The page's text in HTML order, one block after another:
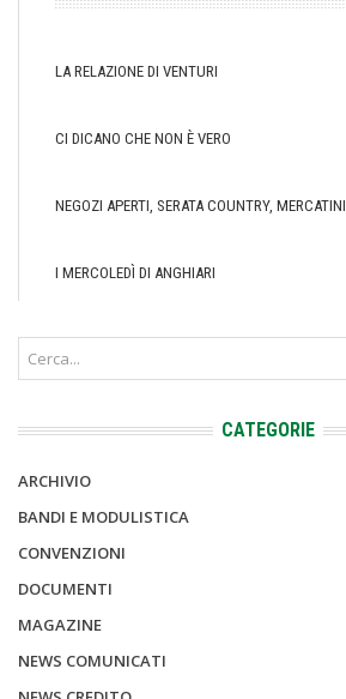
LA RELAZIONE DI VENTURI
CI DICANO CHE NON È VERO
NEGOZI APERTI, SERATA COUNTRY, MERCATINI
I MERCOLEDÌ DI ANGHIARI
CATEGORIE
ARCHIVIO
BANDI E MODULISTICA
CONVENZIONI
DOCUMENTI
MAGAZINE
NEWS COMUNICATI